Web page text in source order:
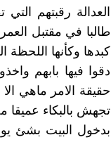
العدالة رقبتهم
طالبا في مقتبل
كبدها وكأنها اللحظة
دقوا فيها بابهم
حقيقة الامر ماهي
تجهش بالبكاء
بدخول البيت بشئ